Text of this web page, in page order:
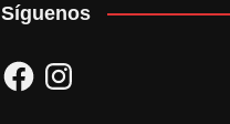
Síguenos
FacebookInstagram